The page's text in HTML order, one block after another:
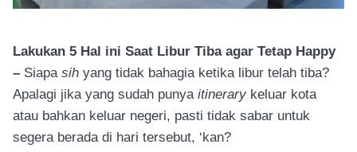
Lakukan 5 Hal ini Saat Libur Tiba agar Tetap Happy
– Siapa sih yang tidak bahagia ketika libur telah tiba?
Apalagi jika yang sudah punya itinerary keluar kota
atau bahkan keluar negeri, pasti tidak sabar untuk
segera berada di hari tersebut, ‘kan?